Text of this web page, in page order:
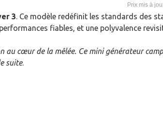
3. Ce modèle redéfinit les standards des
fiables, et une polyvalence
au cœur de la mêlée. Ce mini générateur
suite.